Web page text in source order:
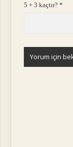
5 + 3 kaçtır?*